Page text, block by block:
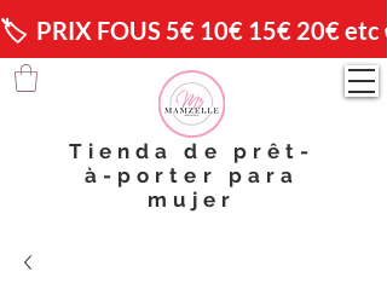
🏷️  PRIX FOUS 5€ 10€ 15€ 20€ etc
Tienda de prêt-
à-porter para
mujer